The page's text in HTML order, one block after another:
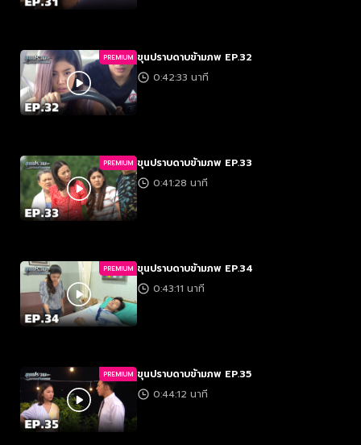
PREMIUM ขุนปราบดาบข้ามภพ EP.32
0:42:33 นาที
PREMIUM ขุนปราบดาบข้ามภพ EP.33
0:41:28 นาที
PREMIUM ขุนปราบดาบข้ามภพ EP.34
0:43:11 นาที
PREMIUM ขุนปราบดาบข้ามภพ EP.35
0:44:12 นาที